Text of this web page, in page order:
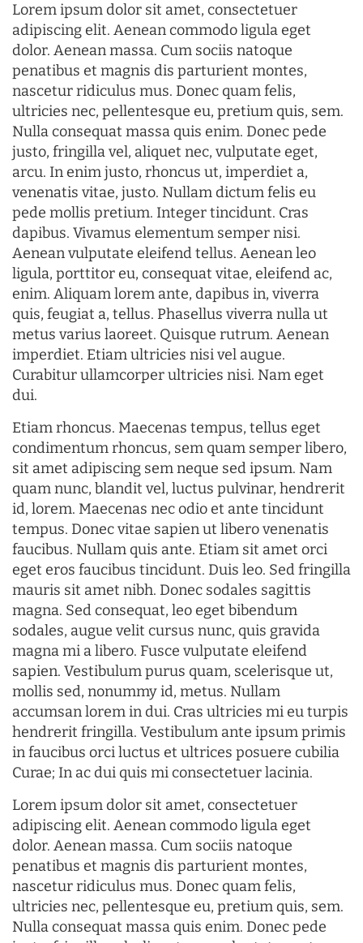
Lorem ipsum dolor sit amet, consectetuer
adipiscing elit. Aenean commodo ligula eget
dolor. Aenean massa. Cum sociis natoque
penatibus et magnis dis parturient montes,
nascetur ridiculus mus. Donec quam felis,
ultricies nec, pellentesque eu, pretium quis, sem.
Nulla consequat massa quis enim. Donec pede
justo, fringilla vel, aliquet nec, vulputate eget,
arcu. In enim justo, rhoncus ut, imperdiet a,
venenatis vitae, justo. Nullam dictum felis eu
pede mollis pretium. Integer tincidunt. Cras
dapibus. Vivamus elementum semper nisi.
Aenean vulputate eleifend tellus. Aenean leo
ligula, porttitor eu, consequat vitae, eleifend ac,
enim. Aliquam lorem ante, dapibus in, viverra
quis, feugiat a, tellus. Phasellus viverra nulla ut
metus varius laoreet. Quisque rutrum. Aenean
imperdiet. Etiam ultricies nisi vel augue.
Curabitur ullamcorper ultricies nisi. Nam eget
dui.
Etiam rhoncus. Maecenas tempus, tellus eget
condimentum rhoncus, sem quam semper libero,
sit amet adipiscing sem neque sed ipsum. Nam
quam nunc, blandit vel, luctus pulvinar, hendrerit
id, lorem. Maecenas nec odio et ante tincidunt
tempus. Donec vitae sapien ut libero venenatis
faucibus. Nullam quis ante. Etiam sit amet orci
eget eros faucibus tincidunt. Duis leo. Sed fringilla
mauris sit amet nibh. Donec sodales sagittis
magna. Sed consequat, leo eget bibendum
sodales, augue velit cursus nunc, quis gravida
magna mi a libero. Fusce vulputate eleifend
sapien. Vestibulum purus quam, scelerisque ut,
mollis sed, nonummy id, metus. Nullam
accumsan lorem in dui. Cras ultricies mi eu turpis
hendrerit fringilla. Vestibulum ante ipsum primis
in faucibus orci luctus et ultrices posuere cubilia
Curae; In ac dui quis mi consectetuer lacinia.
Lorem ipsum dolor sit amet, consectetuer
adipiscing elit. Aenean commodo ligula eget
dolor. Aenean massa. Cum sociis natoque
penatibus et magnis dis parturient montes,
nascetur ridiculus mus. Donec quam felis,
ultricies nec, pellentesque eu, pretium quis, sem.
Nulla consequat massa quis enim. Donec pede